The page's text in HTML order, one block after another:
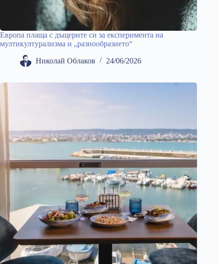
Европа плаща с дъщерите си за експеримента на
мултикултурализма и „разнообразието“
Николай Облаков 24/06/2026